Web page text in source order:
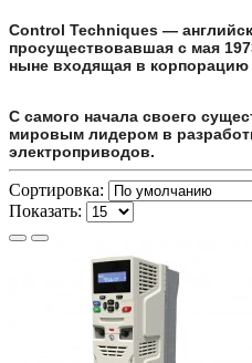
Control Techniques —
просуществовавшая с мая
ныне входящая в корпорацию
С самого начала своего
мировым лидером в
электроприводов.
Сортировка:
Показать: